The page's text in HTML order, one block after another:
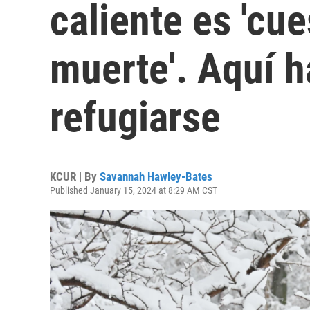
caliente es
muerte'. Aquí
refugiarse
KCUR | By Savannah Hawley-Bates
Published January 15, 2024 at 8:29 AM CST